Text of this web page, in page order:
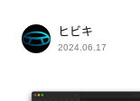
ヒビキ
2024.06.17